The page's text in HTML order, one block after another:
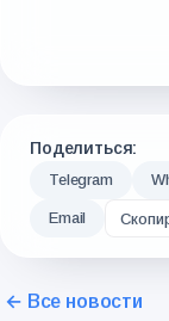
Поделиться:
Telegram
Email
← Все новости